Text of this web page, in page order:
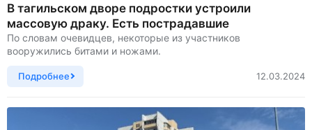
В тагильском дворе подростки устроили
массовую драку. Есть пострадавшие
По словам очевидцев, некоторые из участников
вооружились битами и ножами.
Подробнее 12.03.2024